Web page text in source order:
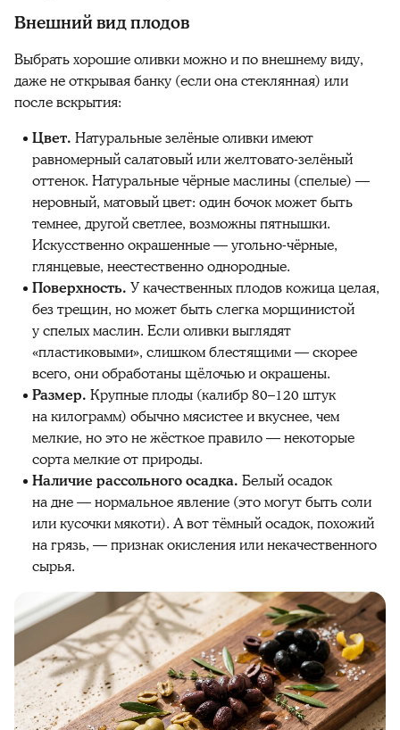
Внешний вид плодов
Выбрать хорошие оливки можно и по внешнему виду,
даже не открывая банку (если она стеклянная) или
после вскрытия:
Цвет. Натуральные зелёные оливки имеют
равномерный салатовый или желтовато-зелёный
оттенок. Натуральные чёрные маслины (спелые) —
неровный, матовый цвет: один бочок может быть
темнее, другой светлее, возможны пятнышки.
Искусственно окрашенные — угольно-чёрные,
глянцевые, неестественно однородные.
Поверхность. У качественных плодов кожица целая,
без трещин, но может быть слегка морщинистой
у спелых маслин. Если оливки выглядят
«пластиковыми», слишком блестящими — скорее
всего, они обработаны щёлочью и окрашены.
Размер. Крупные плоды (калибр 80–120 штук
на килограмм) обычно мясистее и вкуснее, чем
мелкие, но это не жёсткое правило — некоторые
сорта мелкие от природы.
Наличие рассольного осадка. Белый осадок
на дне — нормальное явление (это могут быть соли
или кусочки мякоти). А вот тёмный осадок, похожий
на грязь, — признак окисления или некачественного
сырья.